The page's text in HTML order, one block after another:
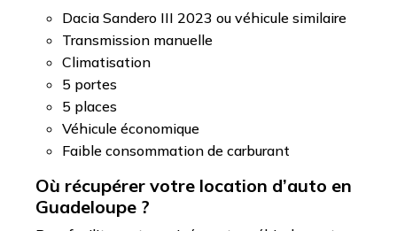
Dacia Sandero III 2023 ou véhicule similaire
Transmission manuelle
Climatisation
5 portes
5 places
Véhicule économique
Faible consommation de carburant
Où récupérer votre location d’auto en
Guadeloupe ?